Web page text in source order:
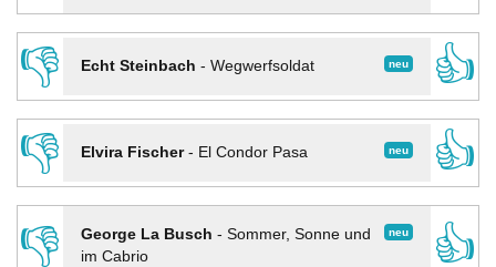
👎
neu
Echt Steinbach - Wegwerfsoldat
👍
👎
neu
Elvira Fischer- El Condor Pasa
👍
👎
neu
George La Busch - Sommer, Sonne und
im Cabrio
👍